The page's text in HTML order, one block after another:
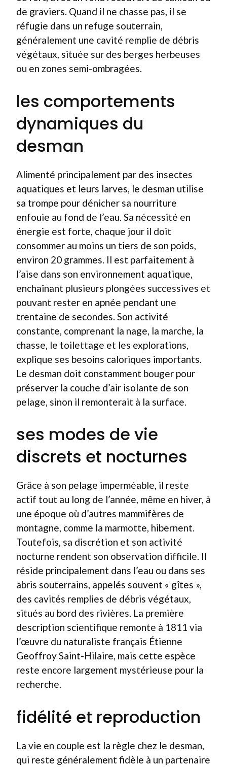
de graviers. Quand il ne chasse pas, il se
réfugie dans un refuge souterrain,
généralement une cavité remplie de débris
végétaux, située sur des berges herbeuses
ou en zones semi-ombragées.
les comportements
dynamiques du
desman
Alimenté principalement par des insectes
aquatiques et leurs larves, le desman utilise
sa trompe pour dénicher sa nourriture
enfouie au fond de l’eau. Sa nécessité en
énergie est forte, chaque jour il doit
consommer au moins un tiers de son poids,
environ 20 grammes. Il est parfaitement à
l’aise dans son environnement aquatique,
enchaînant plusieurs plongées successives et
pouvant rester en apnée pendant une
trentaine de secondes. Son activité
constante, comprenant la nage, la marche, la
chasse, le toilettage et les explorations,
explique ses besoins caloriques importants.
Le desman doit constamment bouger pour
préserver la couche d’air isolante de son
pelage, sinon il remonterait à la surface.
ses modes de vie
discrets et nocturnes
Grâce à son pelage imperméable, il reste
actif tout au long de l’année, même en hiver, à
une époque où d’autres mammifères de
montagne, comme la marmotte, hibernent.
Toutefois, sa discrétion et son activité
nocturne rendent son observation difficile. Il
réside principalement dans l’eau ou dans ses
abris souterrains, appelés souvent « gîtes »,
des cavités remplies de débris végétaux,
situés au bord des rivières. La première
description scientifique remonte à 1811 via
l’œuvre du naturaliste français Étienne
Geoffroy Saint-Hilaire, mais cette espèce
reste encore largement mystérieuse pour la
recherche.
fidélité et reproduction
La vie en couple est la règle chez le desman,
qui reste généralement fidèle à un partenaire